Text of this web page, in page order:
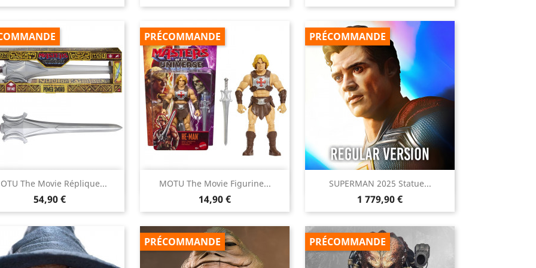
The Movie Réplique...
Prix
54,90 €
Aperçu rapide MOTU The Movie Figurine...
Prix
14,90 €
PRÉCOMMANDE
Aperçu rapide SUPERMAN 2025 Statue...
Prix
1 779,90 €
PRÉCOMMANDE
Aperçu rapide
PRÉCOMMANDE PRÉCOMMANDE